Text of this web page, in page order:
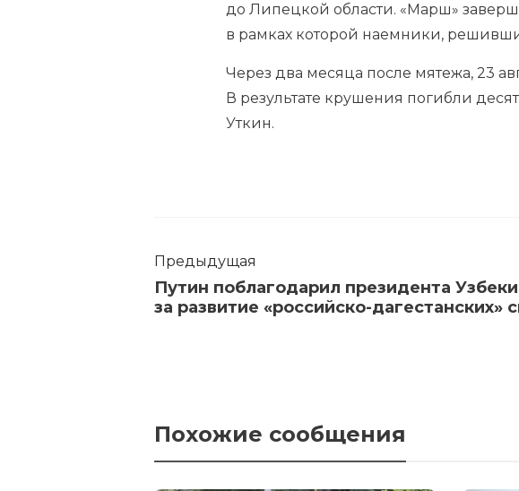
до Липецкой области. «Марш»
в рамках которой наемники,
Через два месяца после мятежа, 23
В результате крушения погибли
Уткин.
Предыдущая
Путин поблагодарил президента
за развитие «российско-дагестанских»
Похожие сообщения